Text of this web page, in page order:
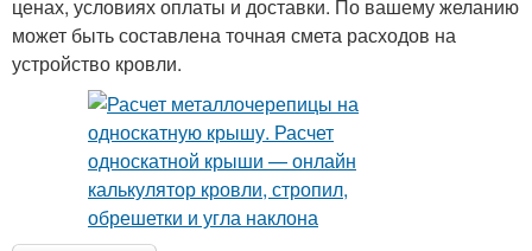
ценах, условиях оплаты и доставки. По вашему желанию
может быть составлена точная смета расходов на
устройство кровли.